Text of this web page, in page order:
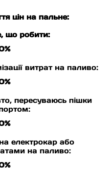
цін на пальне:
що робити:
витрат на паливо:
пересуваюсь пішки
електрокар або
на паливо: